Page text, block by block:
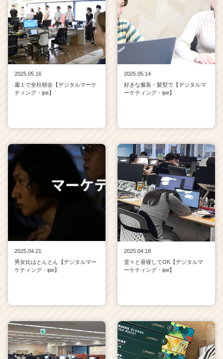
2025.05.16
週１で全社朝会【デジタルマーケ
ティング・ipe】
2025.05.14
好きな服装・髪型で【デジタルマ
ーケティング・ipe】
2025.04.21
男女比はとんとん【デジタルマー
ケティング・ipe】
2025.04.18
堂々と昼寝してOK【デジタルマ
ーケティング・ipe】